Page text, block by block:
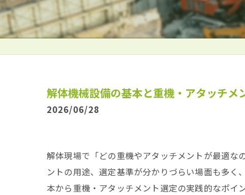
解体機械設備の基本と重機・アタッチメ
2026/06/28
解体現場で「どの重機やアタッチメントが最適な
ントの用途、選定基準が分かりづらい場面も多
本から重機・アタッチメント選定の実践的なポイ